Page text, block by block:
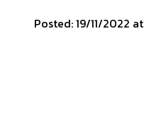
Posted: 19/11/2022 at